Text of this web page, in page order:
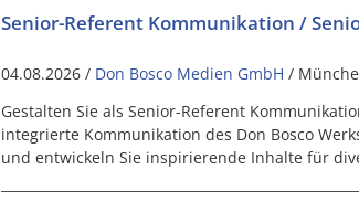
Senior-Referent Kommunikation /
04.08.2026 / Don Bosco Medien GmbH /
Gestalten Sie als Senior-Referent
integrierte Kommunikation des Don Bosco
und entwickeln Sie inspirierende Inhalte für